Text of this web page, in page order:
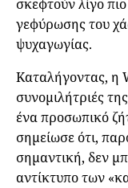
σκεφτούν λίγο
γεφύρωσης του
ψυχαγωγίας.
Καταλήγοντας, η
συνομιλήτριές
ένα προσωπικό
σημείωσε ότι,
σημαντική, δεν
αντίκτυπο των